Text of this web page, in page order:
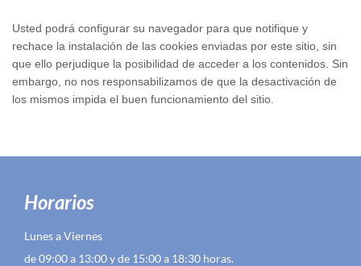
Usted podrá configurar su navegador para que notifique y
rechace la instalación de las cookies enviadas por este sitio, sin
que ello perjudique la posibilidad de acceder a los contenidos. Sin
embargo, no nos responsabilizamos de que la desactivación de
los mismos impida el buen funcionamiento del sitio.
Horarios
Lunes a Viernes
de 09:00 a 13:00 y de 15:00 a 18:30 horas.